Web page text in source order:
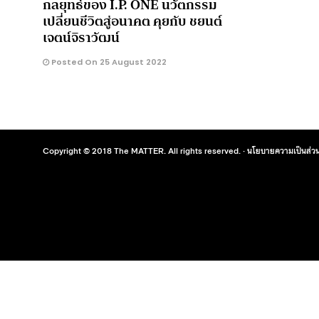
เปลี่ยนชีวิตสู่อนาคต คุยกับ ชยนต์
เจตน์จิราวัฒน์
Posted On 25 August 2022
Copyright © 2018 The MATTER. All rights reserved. ·นโยบายความเป็นส่ว